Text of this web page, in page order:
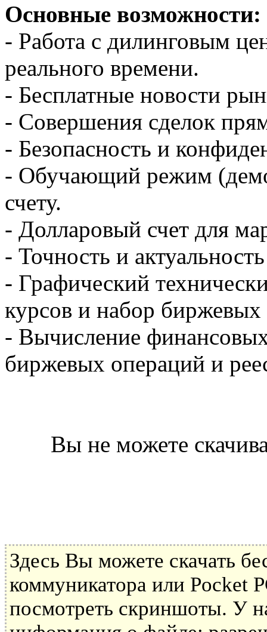
Основные возможности:
- Работа с дилинговым
реального времени.
- Бесплатные новости
- Совершения сделок
- Безопасность и
- Обучающий режим
счету.
- Долларовый счет для
- Точность и
- Графический
курсов и набор биржевых
- Вычисление финансовых
биржевых операций и
Вы не можете
Здесь Вы можете скачать
коммуникатора или Pocket
посмотреть скриншоты. У